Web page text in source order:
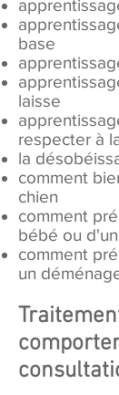
base
laisse
respecter à
la
comment
chien
comment
bébé ou
comment
un